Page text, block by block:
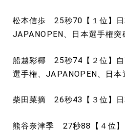
松本信歩 25秒70【１位】日
JAPANOPEN、日本選手権突
船越彩椰 25秒74【２位】自
選手権、JAPANOPEN、日本
柴田菜摘 26秒43【３位】日
熊谷奈津季 27秒88【４位】